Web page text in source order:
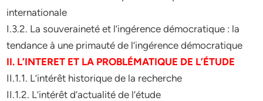
internationale
I.3.2. La souveraineté et l’ingérence démocratique : la
tendance à une primauté de l’ingérence démocratique
II. L’INTERET ET LA PROBLÉMATIQUE DE L’ÉTUDE
II.1.1. L’intérêt historique de la recherche
II.1.2. L’intérêt d’actualité de l’étude